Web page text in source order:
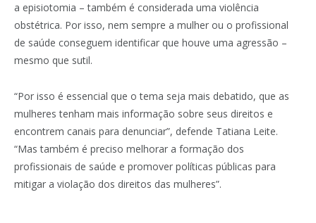
a episiotomia – também é considerada uma violência
obstétrica. Por isso, nem sempre a mulher ou o profissional
de saúde conseguem identificar que houve uma agressão –
mesmo que sutil.
“Por isso é essencial que o tema seja mais debatido, que as
mulheres tenham mais informação sobre seus direitos e
encontrem canais para denunciar”, defende Tatiana Leite.
“Mas também é preciso melhorar a formação dos
profissionais de saúde e promover políticas públicas para
mitigar a violação dos direitos das mulheres”.